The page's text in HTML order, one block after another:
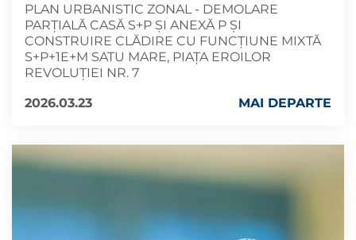
PLAN URBANISTIC ZONAL - DEMOLARE
PARȚIALĂ CASĂ S+P ȘI ANEXĂ P ȘI
CONSTRUIRE CLĂDIRE CU FUNCȚIUNE MIXTĂ
S+P+1E+M SATU MARE, PIAȚA EROILOR
REVOLUȚIEI NR. 7
2026.03.23
MAI DEPARTE